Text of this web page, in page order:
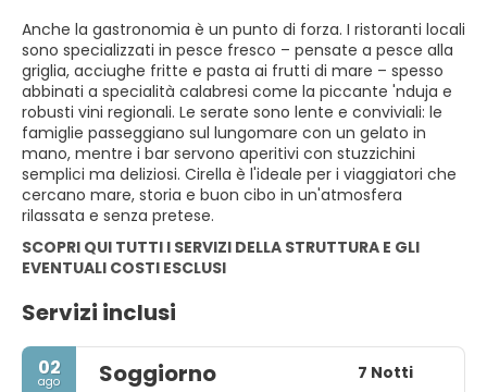
Anche la gastronomia è un punto di forza. I ristoranti locali
sono specializzati in pesce fresco – pensate a pesce alla
griglia, acciughe fritte e pasta ai frutti di mare – spesso
abbinati a specialità calabresi come la piccante 'nduja e
robusti vini regionali. Le serate sono lente e conviviali: le
famiglie passeggiano sul lungomare con un gelato in
mano, mentre i bar servono aperitivi con stuzzichini
semplici ma deliziosi. Cirella è l'ideale per i viaggiatori che
cercano mare, storia e buon cibo in un'atmosfera
rilassata e senza pretese.
SCOPRI QUI TUTTI I SERVIZI DELLA STRUTTURA E GLI
EVENTUALI COSTI ESCLUSI
Servizi inclusi
02
ago Soggiorno 7 Notti